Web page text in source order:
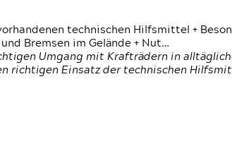
technischen Hilfsmittel +
Bremsen im Gelände + Nut…
Umgang mit Krafträdern in
richtigen Einsatz der technischen